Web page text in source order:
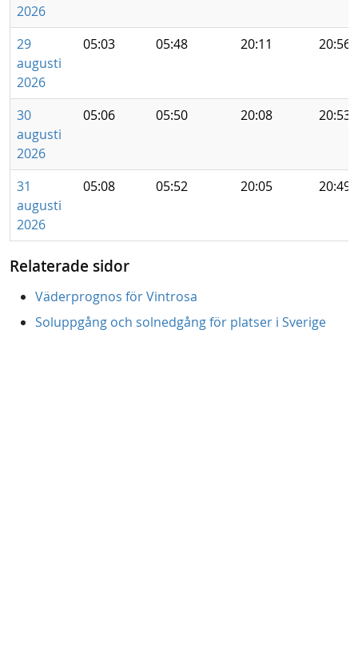
2026
29
augusti
2026
05:03 05:48 20:11 20:56
30
augusti
2026
05:06 05:50 20:08 20:53
31
augusti
2026
05:08 05:52 20:05 20:49
Relaterade sidor
Väderprognos för Vintrosa
Soluppgång och solnedgång för platser i Sverige